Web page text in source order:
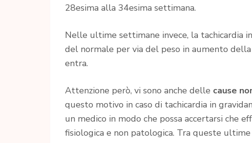
28esima alla 34esima settimana.
Nelle ultime settimane invece, la tachicardia
del normale per via del peso in aumento della
entra.
Attenzione però, vi sono anche delle cause
questo motivo in caso di tachicardia in
un medico in modo che possa accertarsi che
fisiologica e non patologica. Tra queste